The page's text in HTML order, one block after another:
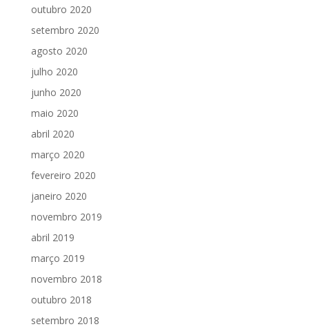
outubro 2020
setembro 2020
agosto 2020
julho 2020
junho 2020
maio 2020
abril 2020
março 2020
fevereiro 2020
janeiro 2020
novembro 2019
abril 2019
março 2019
novembro 2018
outubro 2018
setembro 2018